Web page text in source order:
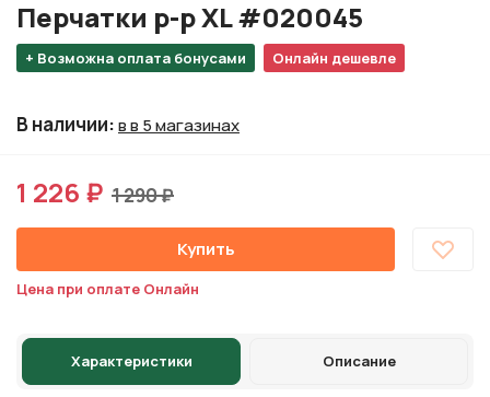
+ Возможна оплата бонусами Онлайн дешевле
Перчатки р-р XL #020045
В наличии:в в 5 магазинах
1 226 ₽ 1 290 ₽
Купить
Цена при оплате Онлайн
Характеристики Описание